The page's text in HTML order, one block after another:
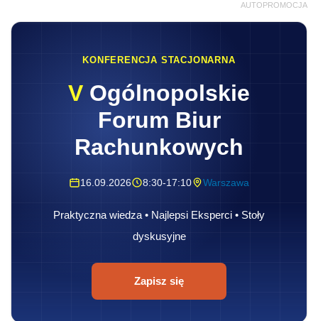
AUTOPROMOCJA
KONFERENCJA STACJONARNA
V Ogólnopolskie
Forum Biur
Rachunkowych
16.09.2026 8:30-17:10 Warszawa
Praktyczna wiedza • Najlepsi Eksperci • Stoły
dyskusyjne
Zapisz się